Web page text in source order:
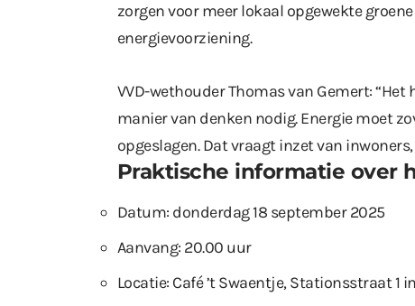
zorgen voor meer lokaal opgewekte
energievoorziening.
VVD-wethouder Thomas van Gemert:
manier van denken nodig. Energie moet
opgeslagen. Dat vraagt inzet van
Praktische informatie over
Datum: donderdag 18 september 2025
Aanvang: 20.00 uur
Locatie: Café ’t Swaentje, Stationsstraat 1